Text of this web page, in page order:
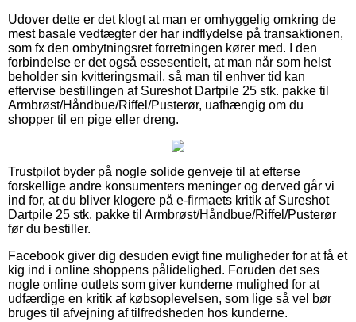
Udover dette er det klogt at man er omhyggelig omkring de
mest basale vedtægter der har indflydelse på transaktionen,
som fx den ombytningsret forretningen kører med. I den
forbindelse er det også essesentielt, at man når som helst
beholder sin kvitteringsmail, så man til enhver tid kan
eftervise bestillingen af Sureshot Dartpile 25 stk. pakke til
Armbrøst/Håndbue/Riffel/Pusterør, uafhængig om du
shopper til en pige eller dreng.
Trustpilot byder på nogle solide genveje til at efterse
forskellige andre konsumenters meninger og derved går vi
ind for, at du bliver klogere på e-firmaets kritik af Sureshot
Dartpile 25 stk. pakke til Armbrøst/Håndbue/Riffel/Pusterør
før du bestiller.
Facebook giver dig desuden evigt fine muligheder for at få et
kig ind i online shoppens pålidelighed. Foruden det ses
nogle online outlets som giver kunderne mulighed for at
udfærdige en kritik af købsoplevelsen, som lige så vel bør
bruges til afvejning af tilfredsheden hos kunderne.